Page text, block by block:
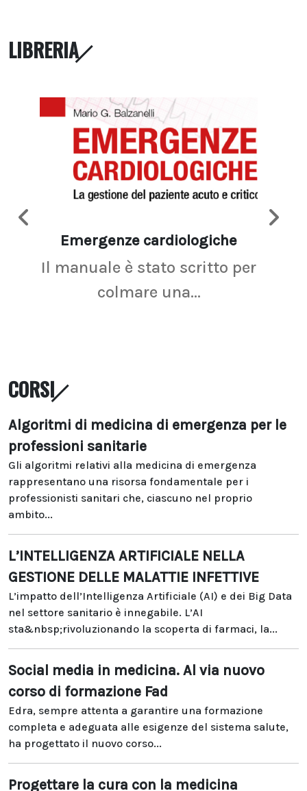
LIBRERIA
Emergenze cardiologiche
Il manuale è stato scritto per
colmare una...
CORSI
Algoritmi di medicina di emergenza per le
professioni sanitarie
Gli algoritmi relativi alla medicina di emergenza
rappresentano una risorsa fondamentale per i
professionisti sanitari che, ciascuno nel proprio
ambito...
L’INTELLIGENZA ARTIFICIALE NELLA
GESTIONE DELLE MALATTIE INFETTIVE
L’impatto dell’Intelligenza Artificiale (AI) e dei Big Data
nel settore sanitario è innegabile. L’AI
sta&nbsp;rivoluzionando la scoperta di farmaci, la...
Social media in medicina. Al via nuovo
corso di formazione Fad
Edra, sempre attenta a garantire una formazione
completa e adeguata alle esigenze del sistema salute,
ha progettato il nuovo corso...
Progettare la cura con la medicina